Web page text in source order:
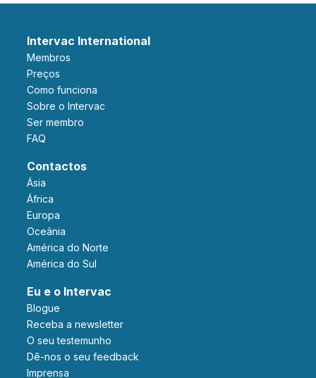
Intervac International
Membros
Preços
Como funciona
Sobre o Intervac
Ser membro
FAQ
Contactos
Ásia
África
Europa
Oceânia
América do Norte
América do Sul
Eu e o Intervac
Blogue
Receba a newsletter
O seu testemunho
Dê-nos o seu feedback
Imprensa